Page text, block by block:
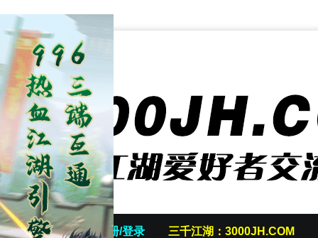
首页 发帖/注册/登录 三千江湖：3000JH.COM